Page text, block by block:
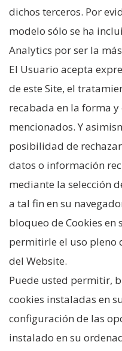
dichos terceros. Por
modelo sólo se ha
Analytics por ser la
El Usuario acepta
de este Site, el
recabada en la forma
mencionados. Y
posibilidad de
datos o información
mediante la selección
a tal fin en su
bloqueo de Cookies en
permitirle el uso pleno
del Website.
Puede usted permitir,
cookies instaladas en
configuración de las
instalado en su